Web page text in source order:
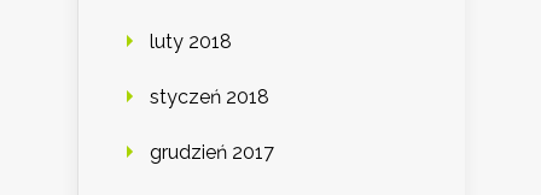
luty 2018
styczeń 2018
grudzień 2017